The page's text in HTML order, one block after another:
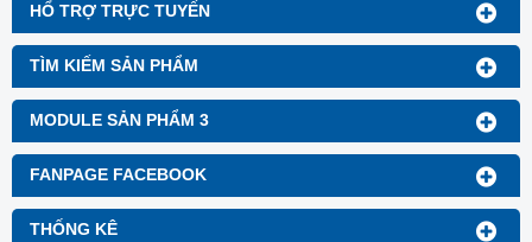
HỔ TRỢ TRỰC TUYẾN
TÌM KIẾM SẢN PHẨM
MODULE SẢN PHẨM 3
FANPAGE FACEBOOK
THỐNG KÊ